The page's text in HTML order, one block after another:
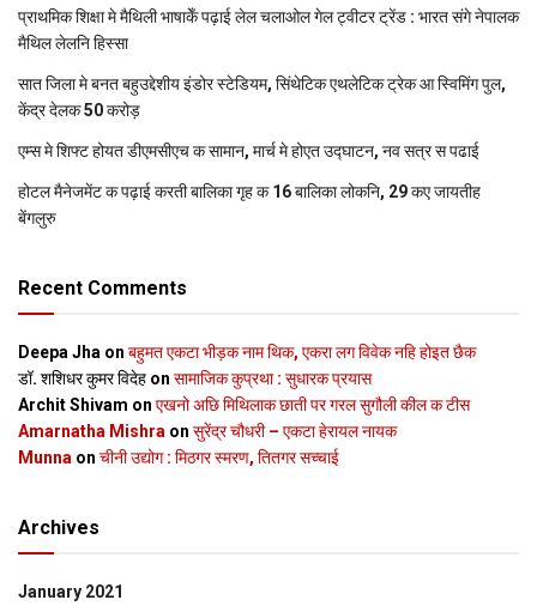
प्राथमिक शि‍क्षा मे मैथि‍ली भाषाकेँ पढ़ाई लेल चलाओल गेल ट्वीटर ट्रेंड : भारत संगे नेपालक
मैथिल लेलनि हिस्सा
सात जिला मे बनत बहुउद्देशीय इंडोर स्‍टेडि‍यम, सिंथेटिक एथलेटिक ट्रेक आ स्विमिंग पुल,
केंद्र देलक 50 करोड़
एम्स मे शिफ्ट होयत डीएमसीएच क सामान, मार्च मे होएत उद्घाटन, नव सत्र स पढाई
होटल मैनेजमेंट क पढ़ाई करती बालिका गृह क 16 बालिका लोकनि, 29 कए जायतीह
बेंगलुरु
Recent Comments
Deepa Jha on बहुमत एकटा भीड़क नाम थिक, एकरा लग विवेक नहि होइत छैक
डॉ. शशिधर कुमर विदेह on सामाजिक कुप्रथा : सुधारक प्रयास
Archit Shivam on एखनो अछि मिथिलाक छाती पर गरल सुगौली कील क टीस
Amarnatha Mishra on सुरेंद्र चौधरी – एकटा हेरायल नायक
Munna on चीनी उद्योग : मिठगर स्‍मरण, तितगर सच्‍चाई
Archives
January 2021